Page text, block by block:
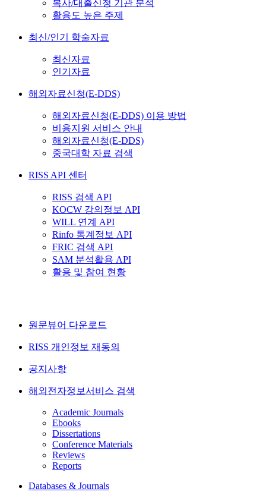
복사/대출신청 기관 분석
활용도 높은 주제
최신/인기 학술자료
최신자료
인기자료
해외자료신청(E-DDS)
해외자료신청(E-DDS) 이용 방법
비용지원 서비스 안내
해외자료신청(E-DDS)
중국대학 자료 검색
RISS API 센터
RISS 검색 API
KOCW 강의정보 API
WILL 연계 API
Rinfo 통계정보 API
FRIC 검색 API
SAM 분석활용 API
활용 및 참여 현황
원문뷰어 다운로드
RISS 개인정보 재동의
공지사항
해외전자정보서비스 검색
Academic Journals
Ebooks
Dissertations
Conference Materials
Reviews
Reports
Databases & Journals